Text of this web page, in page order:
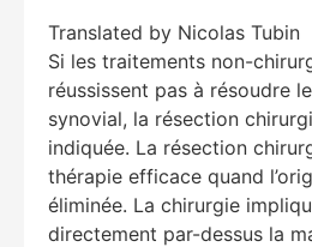
Translated by Nicolas Tubin
Si les traitements non-
réussissent pas à résoudre
synovial, la résection
indiquée. La résection
thérapie efficace quand
éliminée. La chirurgie
directement par-dessus la